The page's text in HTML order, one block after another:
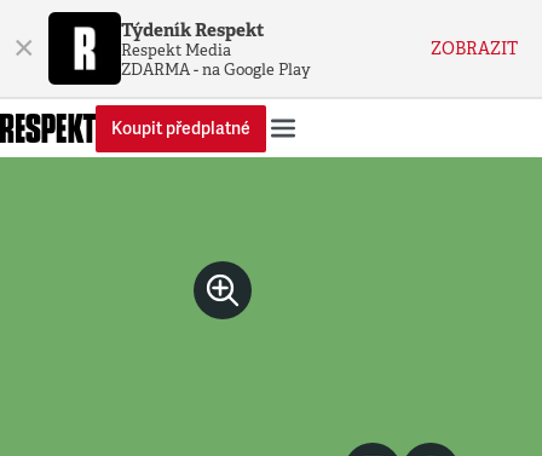
× Týdeník Respekt
Respekt Media
ZDARMA - na Google Play
ZOBRAZIT
Koupit předplatné